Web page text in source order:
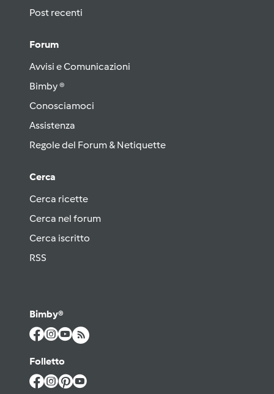
Post recenti
Forum
Avvisi e Comunicazioni
Bimby ®
Conosciamoci
Assistenza
Regole del Forum & Netiquette
Cerca
Cerca ricette
Cerca nel forum
Cerca iscritto
RSS
Bimby®
Folletto